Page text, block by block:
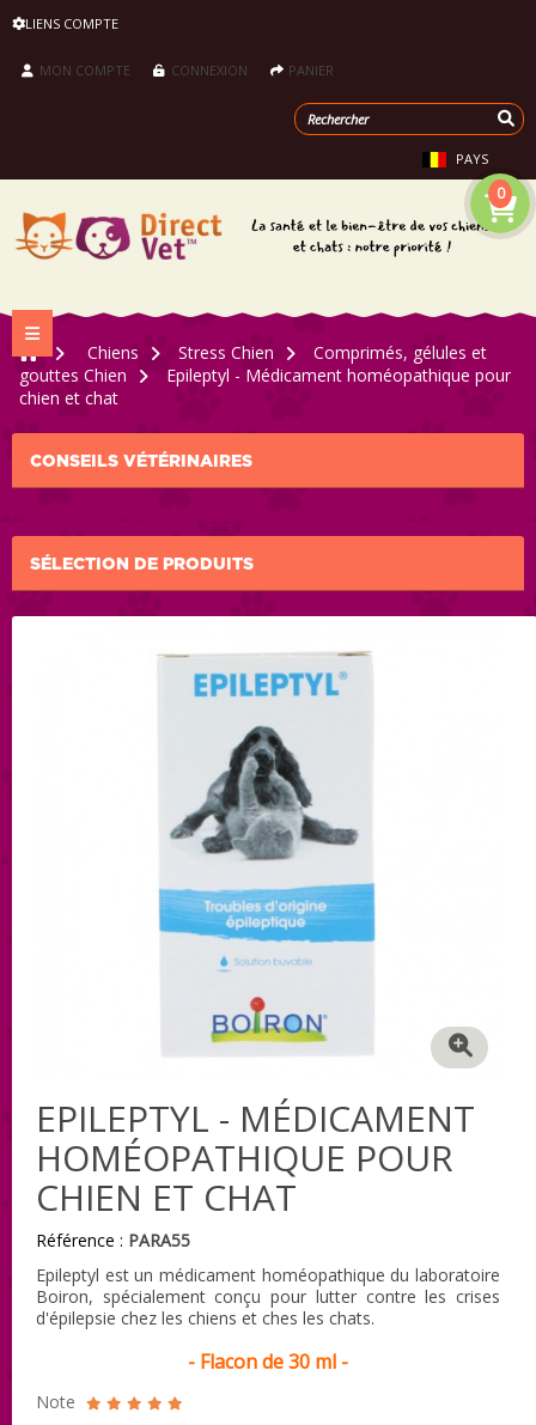
LIENS COMPTE
MON COMPTE CONNEXION PANIER
PAYS
0
Navigation bascule
>
Chiens > Stress Chien >
Comprimés, gélules et
gouttes Chien
>
Epileptyl - Médicament homéopathique pour
chien et chat
CONSEILS VÉTÉRINAIRES
SÉLECTION DE PRODUITS
EPILEPTYL - MÉDICAMENT
HOMÉOPATHIQUE POUR
CHIEN ET CHAT
Référence : PARA55
Epileptyl est un médicament homéopathique du laboratoire
Boiron, spécialement conçu pour lutter contre les crises
d'épilepsie chez les chiens et ches les chats.
- Flacon de 30 ml -
Note